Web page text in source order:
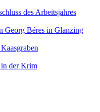
des Arbeitsjahres
Georg Béres in Glanzing
in der Krim